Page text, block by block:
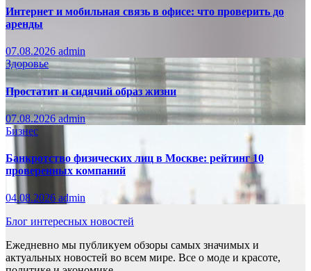
Интернет и мобильная связь в офисе: что проверить до
аренды
07.08.2026 admin
Здоровье
Простатит и сидячий образ жизни
07.08.2026admin
Бизнес
Банкротство физических лиц в Москве: рейтинг 10
проверенных компаний
04.08.2026 admin
Блог интересных новостей
Ежедневно мы публикуем обзоры самых значимых и
актуальных новостей во всем мире. Все о моде и красоте,